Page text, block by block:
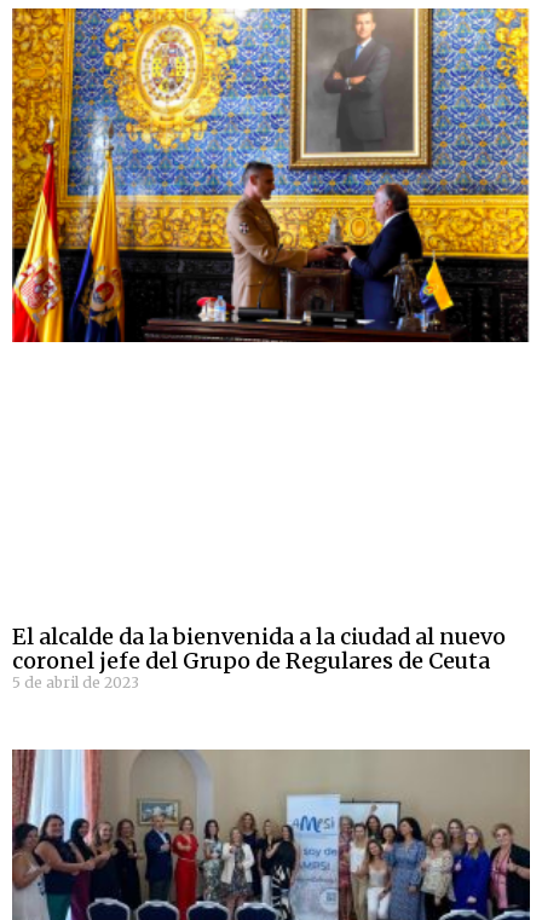
El alcalde da la bienvenida a la ciudad al nuevo
coronel jefe del Grupo de Regulares de Ceuta
5 de abril de 2023